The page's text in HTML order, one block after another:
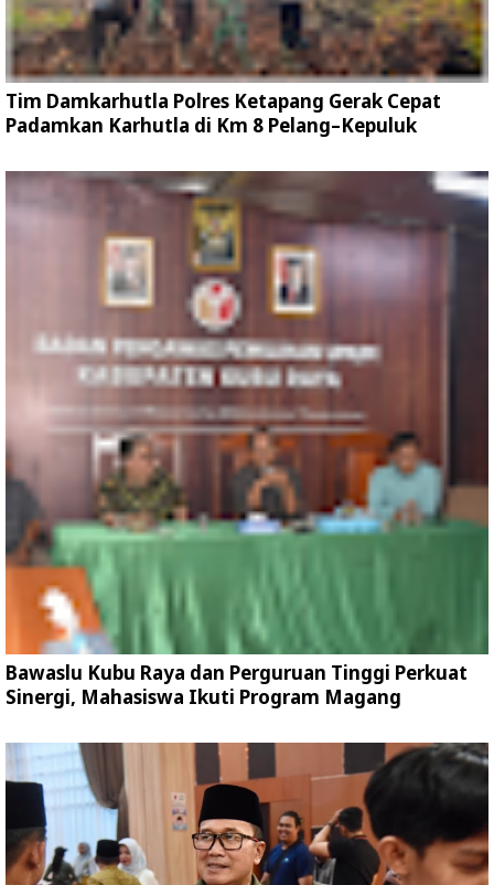
Tim Damkarhutla Polres Ketapang Gerak Cepat
Padamkan Karhutla di Km 8 Pelang–Kepuluk
Bawaslu Kubu Raya dan Perguruan Tinggi Perkuat
Sinergi, Mahasiswa Ikuti Program Magang